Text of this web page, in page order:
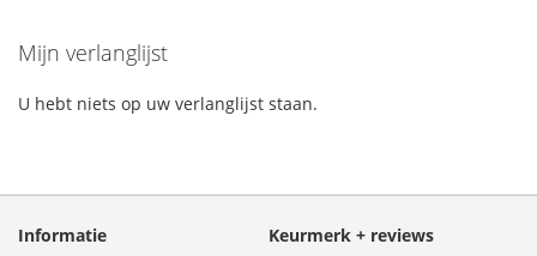
Mijn verlanglijst
U hebt niets op uw verlanglijst staan.
Informatie Keurmerk + reviews